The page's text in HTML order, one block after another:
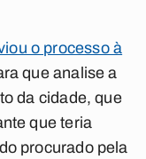
o processo à
que analise a
da cidade, que
que teria
procurado pela